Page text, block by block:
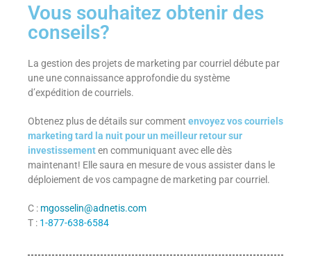
Vous souhaitez obtenir des
conseils?
La gestion des projets de marketing par courriel débute par
une une connaissance approfondie du système
d’expédition de courriels.
Obtenez plus de détails sur comment envoyez vos courriels
marketing tard la nuit pour un meilleur retour sur
investissementen communiquant avec elle dès
maintenant! Elle saura en mesure de vous assister dans le
déploiement de vos campagne de marketing par courriel.
C : mgosselin@adnetis.com
T : 1-877-638-6584